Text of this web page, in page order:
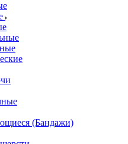
(Бандажи)